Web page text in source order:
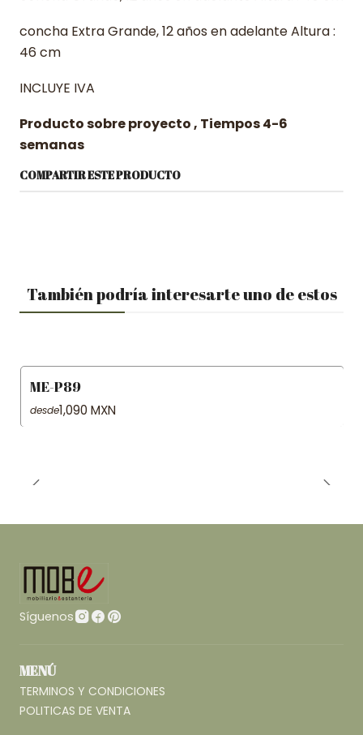
concha Extra Grande, 12 años en adelante Altura :
46 cm
INCLUYE IVA
Producto sobre proyecto , Tiempos 4-6
semanas
COMPARTIR ESTE PRODUCTO
También podría interesarte uno de estos
ME-P89
desde1,090 MXN
Síguenos
MENÚ
TERMINOS Y CONDICIONES
POLITICAS DE VENTA